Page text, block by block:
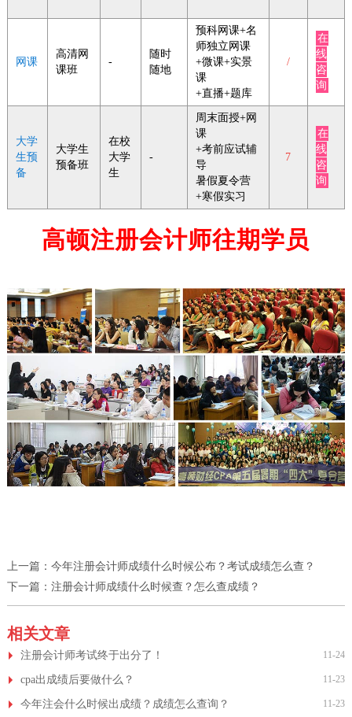
网课
高清网
课班
-
随时
随地
预科网课+名
师独立网课
+微课+实景
课
+直播+题库
/
在
线
咨
询
大学
生预
备
大学生
预备班
在校
大学
生
-
周末面授+网
课
+考前应试辅
导
暑假夏令营
+寒假实习
7
在
线
咨
询
高顿注册会计师往期学员
上一篇： 今年注册会计师成绩什么时候公布？考试成绩怎么查？
下一篇： 注册会计师成绩什么时候查？怎么查成绩？
相关文章
注册会计师考试终于出分了！ 11-24
cpa出成绩后要做什么？ 11-23
今年注会什么时候出成绩？成绩怎么查询？ 11-23